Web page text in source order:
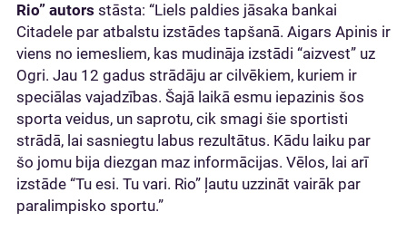
Rio” autors stāsta: “Liels paldies jāsaka bankai
Citadele par atbalstu izstādes tapšanā. Aigars Apinis ir
viens no iemesliem, kas mudināja izstādi “aizvest” uz
Ogri. Jau 12 gadus strādāju ar cilvēkiem, kuriem ir
speciālas vajadzības. Šajā laikā esmu iepazinis šos
sporta veidus, un saprotu, cik smagi šie sportisti
strādā, lai sasniegtu labus rezultātus. Kādu laiku par
šo jomu bija diezgan maz informācijas. Vēlos, lai arī
izstāde “Tu esi. Tu vari. Rio” ļautu uzzināt vairāk par
paralimpisko sportu.”